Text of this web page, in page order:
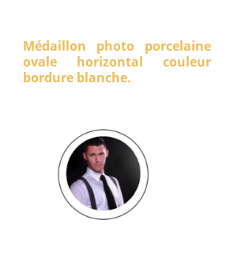
Médaillon photo porcelaine
ovale horizontal couleur
bordure blanche.